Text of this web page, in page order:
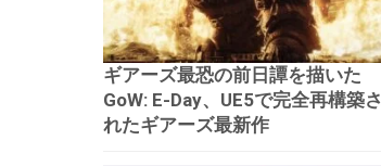
ギアーズ最恐の前日譚を描いた
GoW: E-Day、UE5で完全再構築さ
れたギアーズ最新作